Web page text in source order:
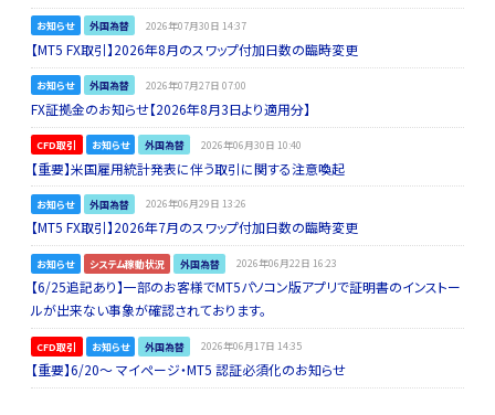
お知らせ 外国為替 2026年07月30日 14:37
【MT5 FX取引】2026年8月のスワップ付加日数の臨時変更
お知らせ 外国為替 2026年07月27日 07:00
FX証拠金のお知らせ【2026年8月3日より適用分】
CFD取引 お知らせ 外国為替 2026年06月30日 10:40
【重要】米国雇用統計発表に伴う取引に関する注意喚起
お知らせ 外国為替 2026年06月29日 13:26
【MT5 FX取引】2026年7月のスワップ付加日数の臨時変更
お知らせ システム稼動状況 外国為替 2026年06月22日 16:23
【6/25追記あり】一部のお客様でMT5パソコン版アプリで証明書のインストー
ルが出来ない事象が確認されております。
CFD取引 お知らせ 外国為替 2026年06月17日 14:35
【重要】6/20～ マイページ・MT5 認証必須化のお知らせ